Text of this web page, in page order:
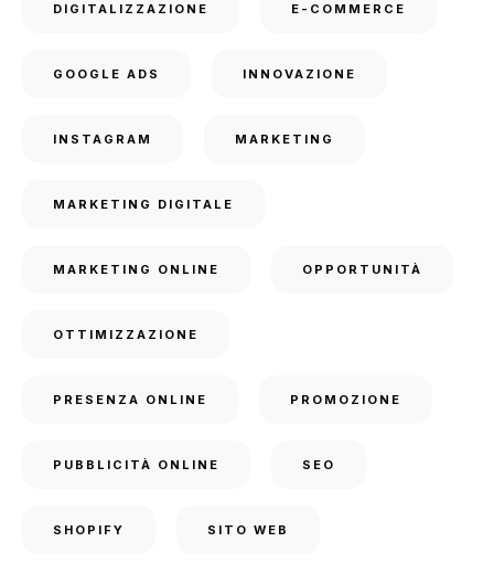
DIGITALIZZAZIONE E-COMMERCE
GOOGLE ADS INNOVAZIONE
INSTAGRAM MARKETING
MARKETING DIGITALE
MARKETING ONLINE OPPORTUNITÀ
OTTIMIZZAZIONE
PRESENZA ONLINE PROMOZIONE
PUBBLICITÀ ONLINE SEO
SHOPIFY SITO WEB